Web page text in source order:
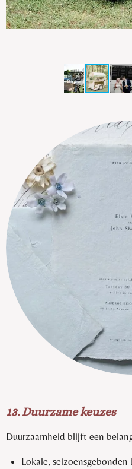
13. Duurzame keuzes
Duurzaamheid blijft een
Lokale,